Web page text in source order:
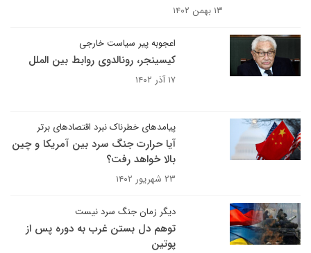
۱۳ بهمن ۱۴۰۲
اعجوبه پیر سیاست خارجی
کیسینجر، رونالدوی روابط بین الملل
۱۷ آذر ۱۴۰۲
پیامدهای خطرناک نبرد اقتصادهای برتر
آیا حرارت جنگ سرد بین آمریکا و چین
بالا خواهد رفت؟
۲۳ شهریور ۱۴۰۲
دیگر زمان جنگ سرد نیست
توهم دل بستن غرب به دوره پس از
پوتین